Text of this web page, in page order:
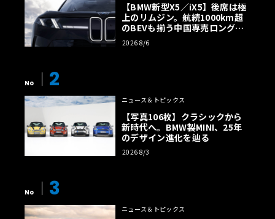
【BMW新型X5／iX5】後席は極
上のリムジン。航続1000km超
のBEVも揃う中国専売ロング仕
様の全貌
2026 8/6
No 2
ニュース＆トピックス
【写真106枚】クラシックから
新時代へ。BMW製MINI、25年
のデザイン進化を辿る
2026 8/3
No 3
ニュース＆トピックス